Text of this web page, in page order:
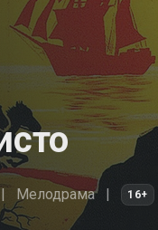
Мелодрама 16+